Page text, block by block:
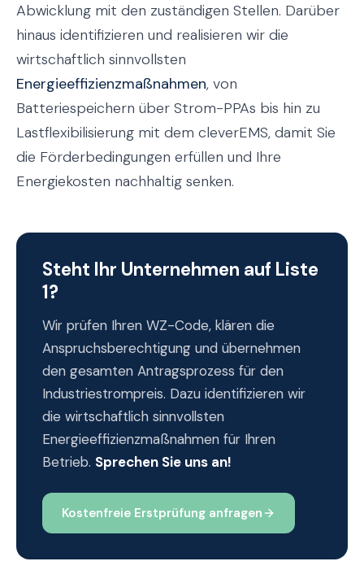
Abwicklung mit den zuständigen Stellen. Darüber
hinaus identifizieren und realisieren wir die
wirtschaftlich sinnvollsten
Energieeffizienzmaßnahmen, von
Batteriespeichern über Strom-PPAs bis hin zu
Lastflexibilisierung mit dem cleverEMS, damit Sie
die Förderbedingungen erfüllen und Ihre
Energiekosten nachhaltig senken.
Steht Ihr Unternehmen auf Liste
1?
Wir prüfen Ihren WZ-Code, klären die
Anspruchsberechtigung und übernehmen
den gesamten Antragsprozess für den
Industriestrompreis. Dazu identifizieren wir
die wirtschaftlich sinnvollsten
Energieeffizienzmaßnahmen für Ihren
Betrieb. Sprechen Sie uns an!
Kostenfreie Erstprüfung anfragen